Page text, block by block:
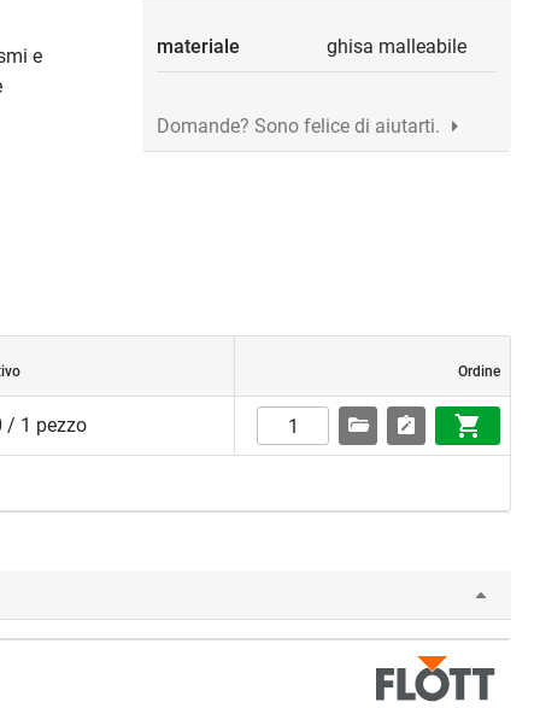
e
materiale ghisa malleabile
Domande? Sono felice di aiutarti.
Ordine
/ 1 pezzo